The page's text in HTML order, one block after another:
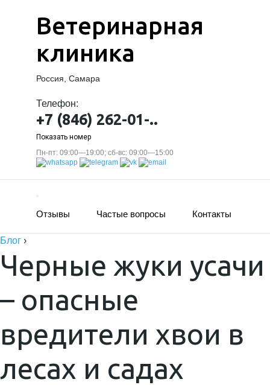
Ветеринарная
клиника
Россия, Самара
Телефон:
+7 (846) 262-01-..
Показать номер
Пн-пт: 09:00—19:00; сб-вс: 09:00—15:00
Отзывы Частые вопросы Контакты
Блог ›
Черные жуки усачи
– опасные
вредители хвои в
лесах и садах